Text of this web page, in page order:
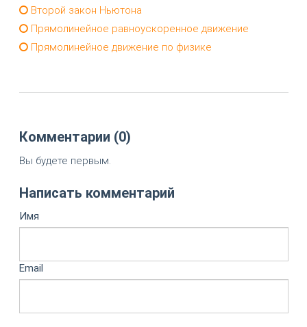
Второй закон Ньютона
Прямолинейное равноускоренное движение
Прямолинейное движение по физике
Комментарии (0)
Вы будете первым.
Написать комментарий
Имя
Email